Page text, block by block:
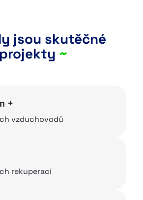
hadice
jsou skutěčné
projekty ~
+
vzduchovodů
rekuperací